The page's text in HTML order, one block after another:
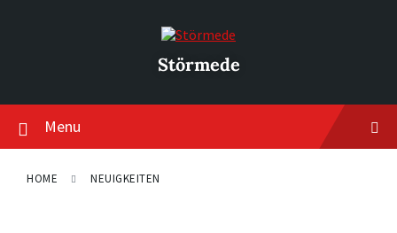
Störmede
Menu
HOME NEUIGKEITEN